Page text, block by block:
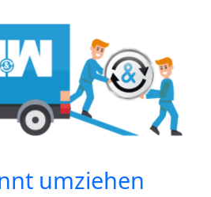
umziehen